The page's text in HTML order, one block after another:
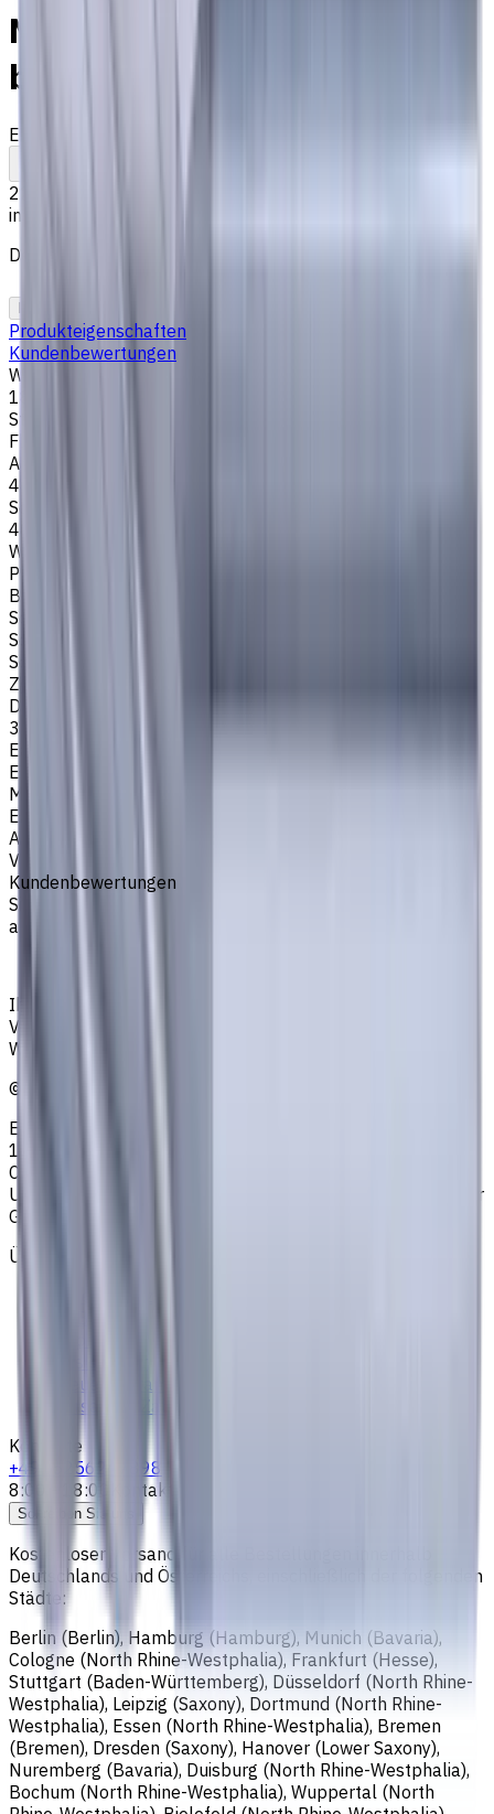
Materialien, AlCrN
beschichtet
EM311-4TL-180
225,77 €
inkl. MwSt.
Der Preis wurde am 07.08.2026 berechnet
Produkteigenschaften
Kundenbewertungen
Werkzeugdurchmesser, mm
18
Stirngeometrie
Flach
Anzahl der Schneiden
4
Schneidenlänge, mm
40
Werkstückmaterial
P - Stahl
Bearbeitungsart
Schlichtfräsen
Schulterfräsen
Schafttyp
Zylinderschaft
Drallwinkel
35/38
Easycut Serie
EM311
Marke
EASYCUT
Artikeltyp
VHM Schaftfräsern
Kundenbewertungen
Sie müssen eingeloggt sein, um eine Bewertung
abzugeben.
Ihr zuverlässiger Lieferant von Werkzeugen,
Verbrauchsmaterialien und Kühlschmierstoffen für CNC-
Werkzeugmaschinen in der Metallbearbeitung
©
E4B2B Gmbh (CNCmarket.de); Heisenbergstraße 5,
10587, Berlin, Deutschland; Registergericht: Amtsgericht
Charlottenburg; Handelsregisternummer: HRB 258196 B;
Umsatzsteuer-ID: DE364343215; Vertretungsberechtigter
Geschäftsführer: Sergey Sysoev
Über uns
Versand & Zahlung
Kontakte
+4915256247898
8:00 - 18:00
Kontaktieren Sie uns
Schreiben Sie uns
Kostenloser Versand für alle Bestellungen innerhalb
Deutschlands und Österreichs, einschließlich der folgenden
Städte:
Berlin (Berlin), Hamburg (Hamburg), Munich (Bavaria),
Cologne (North Rhine-Westphalia), Frankfurt (Hesse),
Stuttgart (Baden-Württemberg), Düsseldorf (North Rhine-
Westphalia), Leipzig (Saxony), Dortmund (North Rhine-
Westphalia), Essen (North Rhine-Westphalia), Bremen
(Bremen), Dresden (Saxony), Hanover (Lower Saxony),
Nuremberg (Bavaria), Duisburg (North Rhine-Westphalia),
Bochum (North Rhine-Westphalia), Wuppertal (North